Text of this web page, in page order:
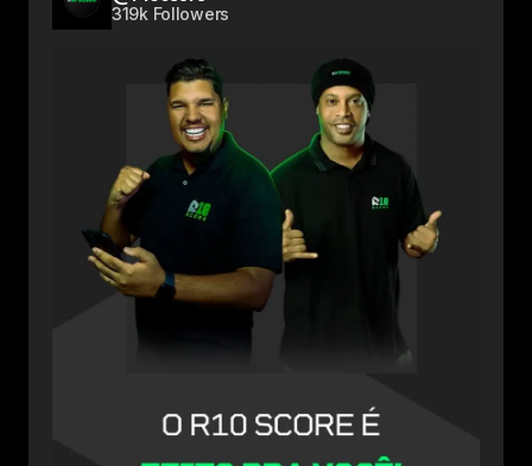
319k Followers